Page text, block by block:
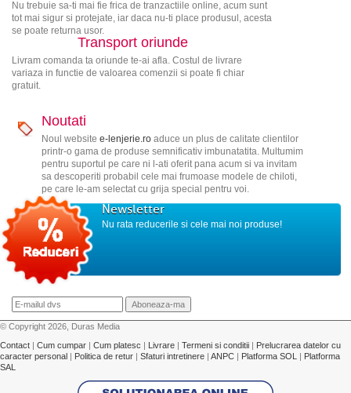
Nu trebuie sa-ti mai fie frica de tranzactiile online, acum sunt
tot mai sigur si protejate, iar daca nu-ti place produsul, acesta
se poate returna usor.
Transport oriunde
Livram comanda ta oriunde te-ai afla. Costul de livrare
variaza in functie de valoarea comenzii si poate fi chiar
gratuit.
Noutati
Noul website e-lenjerie.roaduce un plus de calitate clientilor
printr-o gama de produse semnificativ imbunatatita. Multumim
pentru suportul pe care ni l-ati oferit pana acum si va invitam
sa descoperiti probabil cele mai frumoase modele de chiloti,
pe care le-am selectat cu grija special pentru voi.
Newsletter
Nu rata reducerile si cele mai noi produse!
© Copyright 2026, Duras Media
Contact | Cum cumpar | Cum platesc | Livrare | Termeni si conditii | Prelucrarea datelor cu
caracter personal | Politica de retur | Sfaturi intretinere | ANPC | Platforma SOL | Platforma
SAL